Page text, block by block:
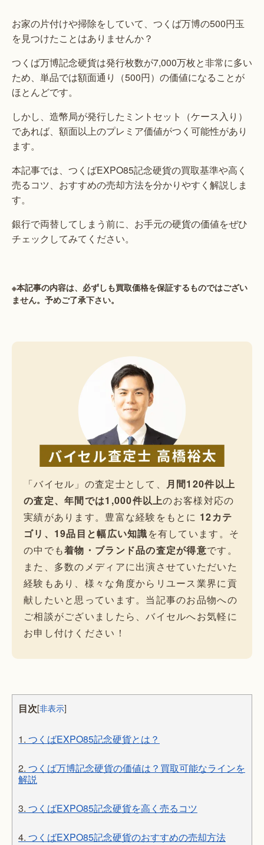
お家の片付けや掃除をしていて、つくば万博の500円玉
を見つけたことはありませんか？
つくば万博記念硬貨は発行枚数が7,000万枚と非常に多い
ため、単品では額面通り（500円）の価値になることが
ほとんどです。
しかし、造幣局が発行したミントセット（ケース入り）
であれば、額面以上のプレミア価値がつく可能性があり
ます。
本記事では、つくばEXPO85記念硬貨の買取基準や高く
売るコツ、おすすめの売却方法を分かりやすく解説しま
す。
銀行で両替してしまう前に、お手元の硬貨の価値をぜひ
チェックしてみてください。
※本記事の内容は、必ずしも買取価格を保証するものではござい
ません。予めご了承下さい。
「バイセル」の査定士として、 月間120件以上
の査定、年間では1,000件以上のお客様対応の
実績があります。豊富な経験をもとに 12カテ
ゴリ、19品目と幅広い知識を有しています。そ
の中でも着物・ブランド品の査定が得意です。
また、多数のメディアに出演させていただいた
経験もあり、様々な角度からリユース業界に貢
献したいと思っています。当記事のお品物への
ご相談がございましたら、バイセルへお気軽に
お申し付けください！
目次[非表示]
1. つくばEXPO85記念硬貨とは？
2. つくば万博記念硬貨の価値は？買取可能なラインを
解説
3. つくばEXPO85記念硬貨を高く売るコツ
4. つくばEXPO85記念硬貨のおすすめの売却方法